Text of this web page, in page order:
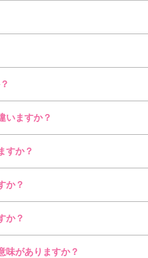
いますか？
すか？
か？
か？
味がありますか？